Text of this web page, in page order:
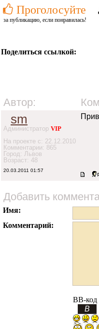
Проголосуйте
за публикацию, если понравилась!
Поделиться ссылкой:
Автор:
sm
Администратор VIP
На проекте с: 22.12.2010
Комментарии: 865
Город: Львов
Возраст: 48
20.03.2011 01:57
Добавить
Имя:
Комментарий:
BB-код